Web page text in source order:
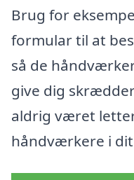
Brug for
formular til at
så de
give dig
aldrig været
håndværkere i